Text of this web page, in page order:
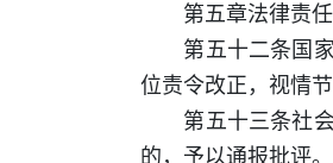
第五章法律责任
第五十二条国家
位责令改正，视情
第五十三条社会
的，予以通报批评。